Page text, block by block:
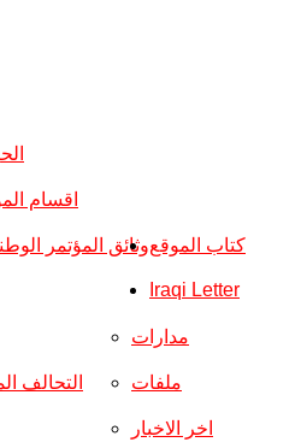
وثائق المؤتمر
اقسام
التحالف
مدارات
ملفات
اخر الاخبار
كتاب الموقع
Iraqi Letter